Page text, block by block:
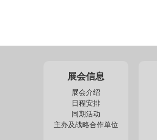
展会信息
展会介绍
日程安排
同期活动
主办及战略合作单位